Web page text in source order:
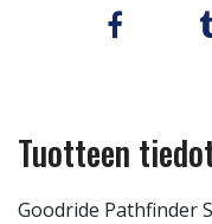
Tuotteen
Goodride Pathfinder